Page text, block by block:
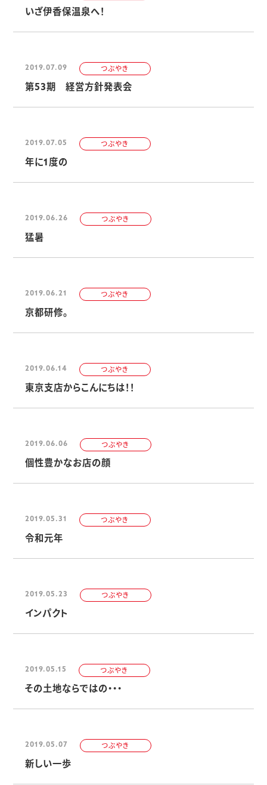
いざ伊香保温泉へ！
2019.07.09 つぶやき
第53期 経営方針発表会
2019.07.05 つぶやき
年に1度の
2019.06.26 つぶやき
猛暑
2019.06.21 つぶやき
京都研修。
2019.06.14 つぶやき
東京支店からこんにちは！！
2019.06.06 つぶやき
個性豊かなお店の顔
2019.05.31 つぶやき
令和元年
2019.05.23 つぶやき
インパクト
2019.05.15 つぶやき
その土地ならではの・・・
2019.05.07 つぶやき
新しい一歩